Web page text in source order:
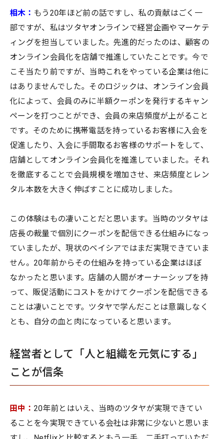
相木： もう20年ほど前の話ですし、私の貢献はごく一
部ですが、私はツタヤオンラインで経営企画やマーケテ
ィングを担当していました。先進的だったのは、顧客の
オンライン会員化を店舗で推進していたことです。今で
こそ当たり前ですが、当時これをやっている企業は他に
はありませんでした。そのロジックは、オンライン会員
化によって、会員のみに半額クーポンを発行するキャン
ペーンを打つことができ、会員の来店頻度が上がること
です。そのために携帯電話を持っているお客様に入会を
促進したり、入会に手間取るお客様のサポートをして、
店舗としてオンライン会員化を推進していました。それ
を徹底することで会員規模を増加させ、来店頻度とレン
タル本数を大きく伸ばすことに成功しました。
この体験はもの凄いことだと思います。当時のツタヤは
店長の裁量で個別にクーポンを配信できる仕組みになっ
ていましたが、現状のベイシアではまだ実現できていま
せん。20年前からその仕組みを持っている企業はほぼ
なかったと思います。店舗の人間がオーナーシップを持
って、販促活動にコストをかけてクーポンを配信できる
ことは凄いことです。ツタヤで学んだことは意識しなく
とも、自分の血と肉になっていると思います。
経営者として「人と組織を元気にする」
ことが信条
田中： 20年前とはいえ、当時のツタヤが実現できてい
ることを今実現できている会社は非常に少ないと思いま